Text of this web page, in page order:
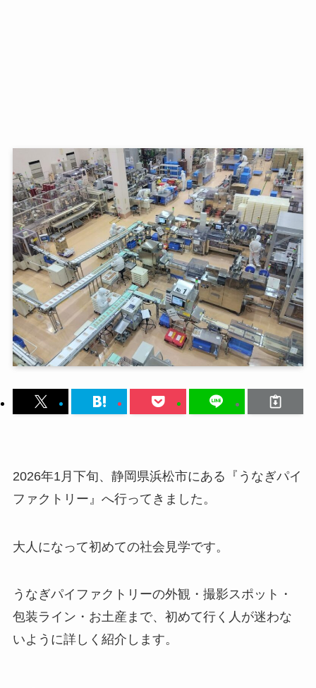
2026年1月下旬、静岡県浜松市にある『うなぎパイ
ファクトリー』へ行ってきました。
大人になって初めての社会見学です。
うなぎパイファクトリーの外観・撮影スポット・
包装ライン・お土産まで、初めて行く人が迷わな
いように詳しく紹介します。